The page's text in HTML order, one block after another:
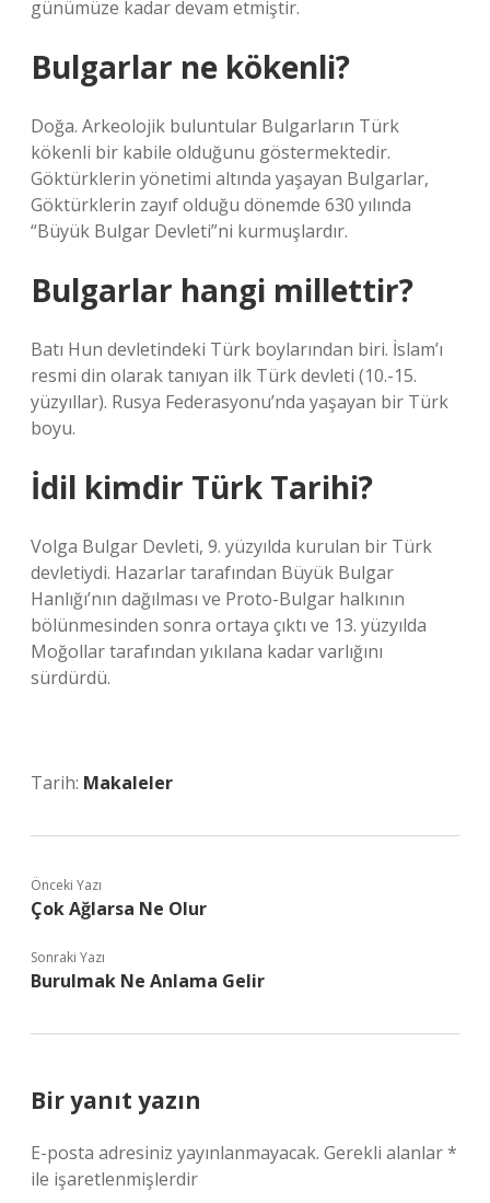
günümüze kadar devam etmiştir.
Bulgarlar ne kökenli?
Doğa. Arkeolojik buluntular Bulgarların Türk
kökenli bir kabile olduğunu göstermektedir.
Göktürklerin yönetimi altında yaşayan Bulgarlar,
Göktürklerin zayıf olduğu dönemde 630 yılında
“Büyük Bulgar Devleti”ni kurmuşlardır.
Bulgarlar hangi millettir?
Batı Hun devletindeki Türk boylarından biri. İslam’ı
resmi din olarak tanıyan ilk Türk devleti (10.-15.
yüzyıllar). Rusya Federasyonu’nda yaşayan bir Türk
boyu.
İdil kimdir Türk Tarihi?
Volga Bulgar Devleti, 9. yüzyılda kurulan bir Türk
devletiydi. Hazarlar tarafından Büyük Bulgar
Hanlığı’nın dağılması ve Proto-Bulgar halkının
bölünmesinden sonra ortaya çıktı ve 13. yüzyılda
Moğollar tarafından yıkılana kadar varlığını
sürdürdü.
Tarih: Makaleler
Önceki Yazı
Çok Ağlarsa Ne Olur
Sonraki Yazı
Burulmak Ne Anlama Gelir
Bir yanıt yazın
E-posta adresiniz yayınlanmayacak. Gerekli alanlar*
ile işaretlenmişlerdir